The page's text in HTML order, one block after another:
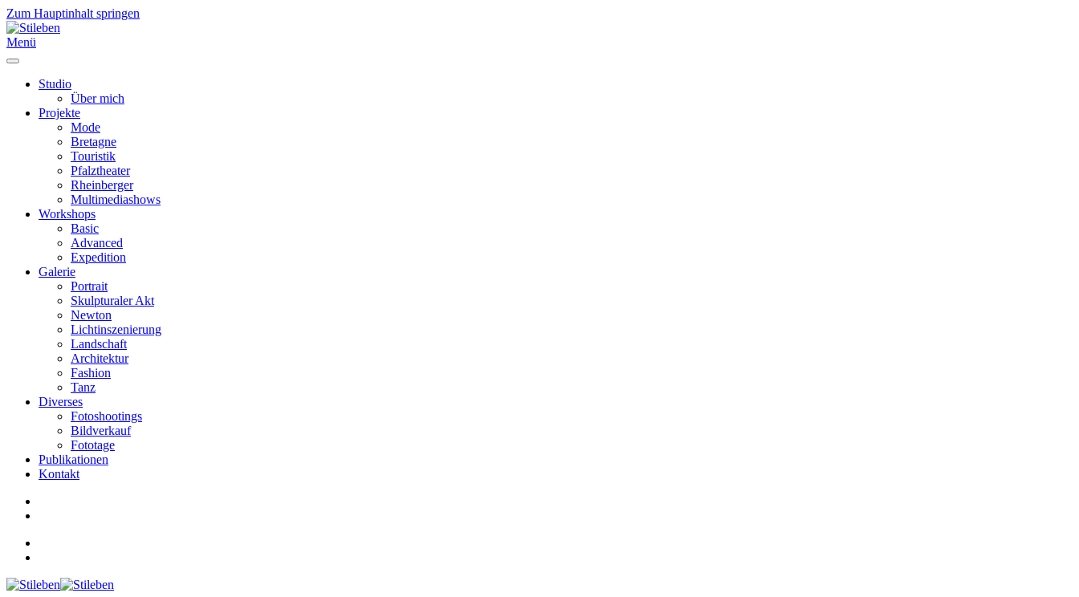
Zum Hauptinhalt springen
Menü
Studio
Über mich
Projekte
Mode
Bretagne
Touristik
Pfalztheater
Rheinberger
Multimediashows
Workshops
Basic
Advanced
Expedition
Galerie
Portrait
Skulpturaler Akt
Newton
Lichtinszenierung
Landschaft
Architektur
Fashion
Tanz
Diverses
Fotoshootings
Bildverkauf
Fototage
Publikationen
Kontakt